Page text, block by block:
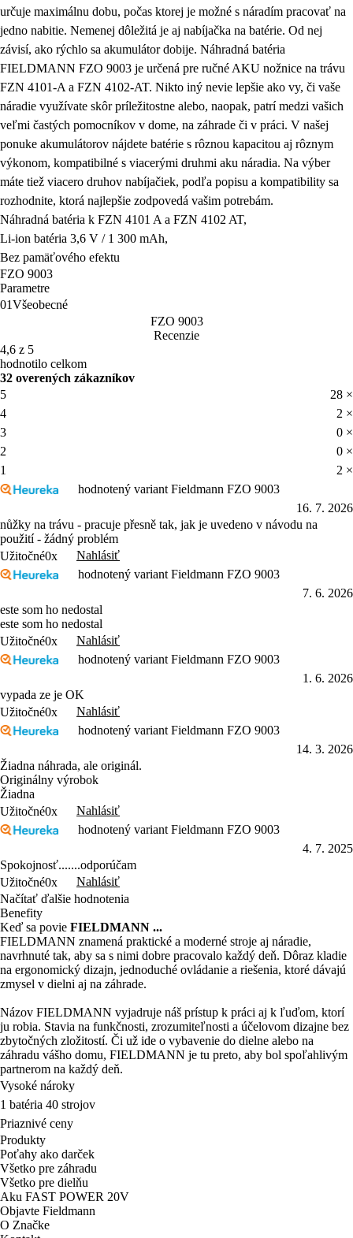
určuje maximálnu dobu, počas ktorej je možné s náradím pracovať na
jedno nabitie. Nemenej dôležitá je aj nabíjačka na batérie. Od nej
závisí, ako rýchlo sa akumulátor dobije. Náhradná batéria
FIELDMANN FZO 9003 je určená pre ručné AKU nožnice na trávu
FZN 4101-A a FZN 4102-AT. Nikto iný nevie lepšie ako vy, či vaše
náradie využívate skôr príležitostne alebo, naopak, patrí medzi vašich
veľmi častých pomocníkov v dome, na záhrade či v práci. V našej
ponuke akumulátorov nájdete batérie s rôznou kapacitou aj rôznym
výkonom, kompatibilné s viacerými druhmi aku náradia. Na výber
máte tiež viacero druhov nabíjačiek, podľa popisu a kompatibility sa
rozhodnite, ktorá najlepšie zodpovedá vašim potrebám.
Náhradná batéria k FZN 4101 A a FZN 4102 AT,
Li-ion batéria 3,6 V / 1 300 mAh,
Bez pamäťového efektu
FZO 9003
Parametre
01Všeobecné
FZO 9003
Recenzie
4,6 z 5
hodnotilo celkom
32 overených zákazníkov
5
28 ×
4
2 ×
3
0 ×
2
0 ×
1
2 ×
hodnotený variant Fieldmann FZO 9003
16. 7. 2026
nůžky na trávu - pracuje přesně tak, jak je uvedeno v návodu na
použití - žádný problém
Užitočné0x
Nahlásiť
hodnotený variant Fieldmann FZO 9003
7. 6. 2026
este som ho nedostal
este som ho nedostal
Užitočné0x
Nahlásiť
hodnotený variant Fieldmann FZO 9003
1. 6. 2026
vypada ze je OK
Užitočné0x
Nahlásiť
hodnotený variant Fieldmann FZO 9003
14. 3. 2026
Žiadna náhrada, ale originál.
Originálny výrobok
Žiadna
Užitočné0x
Nahlásiť
hodnotený variant Fieldmann FZO 9003
4. 7. 2025
Spokojnosť.......odporúčam
Užitočné0x
Nahlásiť
Načítať ďalšie hodnotenia
Benefity
Keď sa povie FIELDMANN ...
FIELDMANN znamená praktické a moderné stroje aj náradie,
navrhnuté tak, aby sa s nimi dobre pracovalo každý deň. Dôraz kladie
na ergonomický dizajn, jednoduché ovládanie a riešenia, ktoré dávajú
zmysel v dielni aj na záhrade.
Názov FIELDMANN vyjadruje náš prístup k práci aj k ľuďom, ktorí
ju robia. Stavia na funkčnosti, zrozumiteľnosti a účelovom dizajne bez
zbytočných zložitostí. Či už ide o vybavenie do dielne alebo na
záhradu vášho domu, FIELDMANN je tu preto, aby bol spoľahlivým
partnerom na každý deň.
Vysoké nároky
1 batéria 40 strojov
Priaznivé ceny
Produkty
Poťahy ako darček
Všetko pre záhradu
Všetko pre dielňu
Aku FAST POWER 20V
Objavte Fieldmann
O Značke